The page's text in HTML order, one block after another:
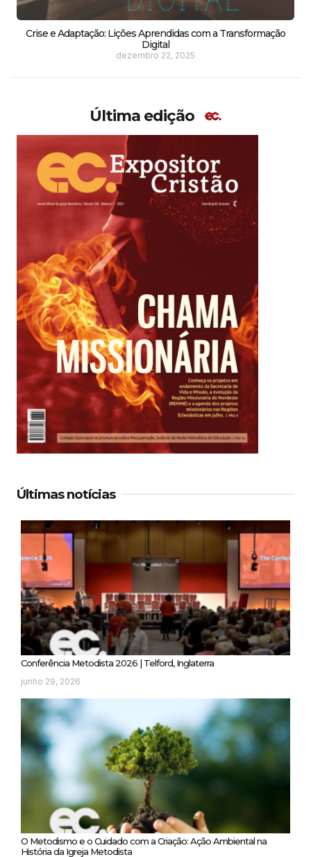
Crise e Adaptação: Lições Aprendidas com a Transformação
Digital
dezembro 22, 2025
Última edição
Últimas notícias
Conferência Metodista 2026 | Telford, Inglaterra
junho 29, 2026
O Metodismo e o Cuidado com a Criação: Ação Ambiental na
História da Igreja Metodista